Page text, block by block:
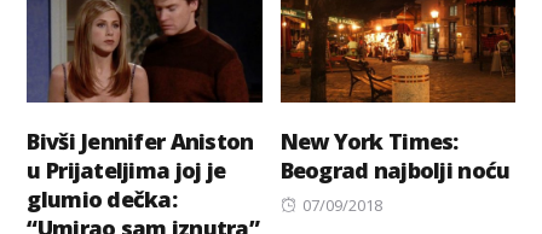
Bivši Jennifer Aniston
u Prijateljima joj je
glumio dečka:
New York Times:
Beograd najbolji noću
Posted
07/09/2018